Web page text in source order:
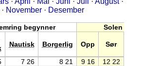
· November · Desember
begynner Solen
Nautisk Borgerlig Opp Sør
7 26 8 21 9 16 12 22